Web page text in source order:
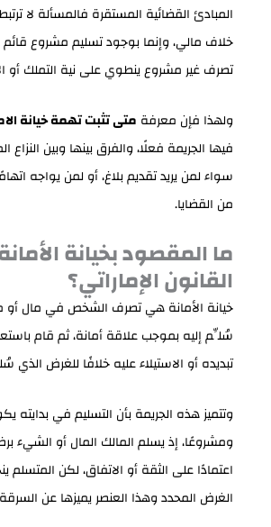
المبادئ القضائية المستقرة فالمسألة لا
خلاف مالي، وإنما بوجود تسليم مشروع قائم
تصرف غير مشروع ينطوي على نية التملك أو
ولهذا فإن معرفة متى تثبت تهمة خيانة
فيها الجريمة فعلًا، والفرق بينها وبين النزاع
سواء لمن يريد تقديم بلاغ، أو لمن يواجه
من القضايا.
ما المقصود بخيانة
القانون الإماراتي؟
خيانة الأمانة هي تصرف الشخص في مال أو
سُلِّم إليه بموجب علاقة أمانة، ثم قام
تبديده أو الاستيلاء عليه خلافًا للغرض
وتتميز هذه الجريمة بأن التسليم في بدايته
ومشروعًا، إذ يسلم المالك المال أو الشيء
اعتمادًا على الثقة أو الاتفاق، لكن المتسلم
الغرض المحدد وهذا العنصر يميزها عن السرقة